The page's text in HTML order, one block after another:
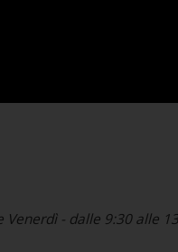
- dalle 9:30 alle